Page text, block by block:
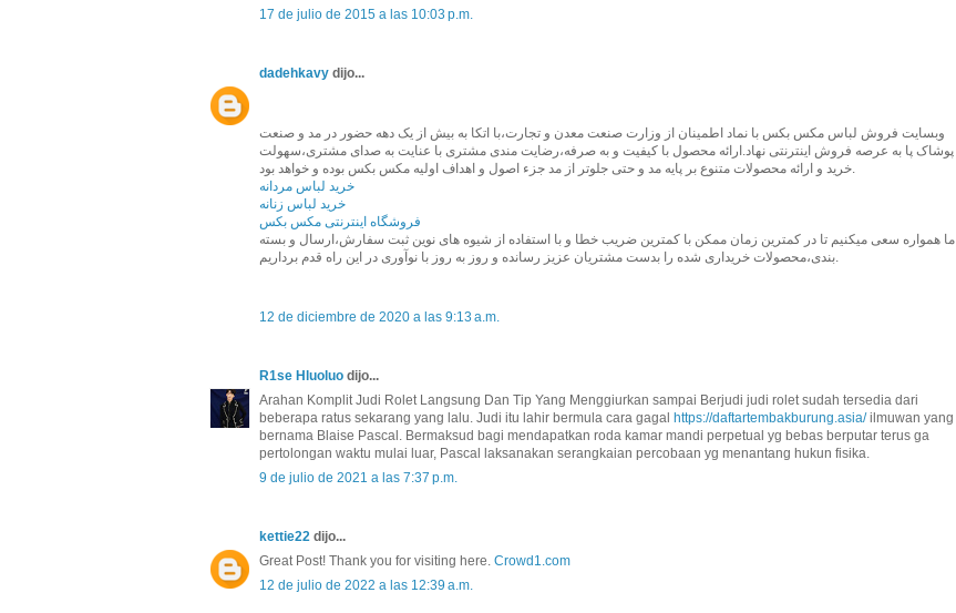
17 de julio de 2015 a las 10:03 p.m.
dadehkavy dijo...
وبسایت فروش لباس مکس بکس با نماد اطمینان از وزارت صنعت معدن و تجارت،با اتکا به بیش از یک دهه حضور در مد و صنعت
پوشاک پا به عرصه فروش اینترنتی نهاد.ارائه محصول با کیفیت و به صرفه،رضایت مندی مشتری با عنایت به صدای مشتری،سهولت
خرید و ارائه محصولات متنوع بر پایه مد و حتی جلوتر از مد جزء اصول و اهداف اولیه مکس بکس بوده و خواهد بود.
خرید لباس مردانه
خرید لباس زنانه
فروشگاه اینترنتی مکس بکس
ما همواره سعی میکنیم تا در کمترین زمان ممکن با کمترین ضریب خطا و با استفاده از شیوه های نوین ثبت سفارش،ارسال و بسته
بندی،محصولات خریداری شده را بدست مشتریان عزیز رسانده و روز به روز با نوآوری در این راه قدم برداریم.
12 de diciembre de 2020 a las 9:13 a.m.
R1se Hluoluo dijo...
Arahan Komplit Judi Rolet Langsung Dan Tip Yang Menggiurkan sampai Berjudi judi rolet sudah tersedia dari
beberapa ratus sekarang yang lalu. Judi itu lahir bermula cara gagal https://daftartembakburung.asia/ilmuwan yang
bernama Blaise Pascal. Bermaksud bagi mendapatkan roda kamar mandi perpetual yg bebas berputar terus ga
pertolongan waktu mulai luar, Pascal laksanakan serangkaian percobaan yg menantang hukun fisika.
9 de julio de 2021 a las 7:37 p.m.
kettie22 dijo...
Great Post! Thank you for visiting here. Crowd1.com
12 de julio de 2022 a las 12:39 a.m.